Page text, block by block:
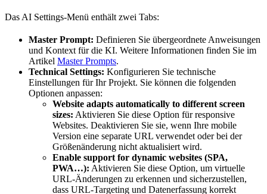
Das AI Settings-Menü enthält zwei Tabs:
Master Prompt: Definieren Sie übergeordnete Anweisungen
und Kontext für die KI. Weitere Informationen finden Sie im
Artikel Master Prompts.
Technical Settings: Konfigurieren Sie technische
Einstellungen für Ihr Projekt. Sie können die folgenden
Optionen anpassen:
Website adapts automatically to different screen
sizes: Aktivieren Sie diese Option für responsive
Websites. Deaktivieren Sie sie, wenn Ihre mobile
Version eine separate URL verwendet oder bei der
Größenänderung nicht aktualisiert wird.
Enable support for dynamic websites (SPA,
PWA…): Aktivieren Sie diese Option, um virtuelle
URL-Änderungen zu erkennen und sicherzustellen,
dass URL-Targeting und Datenerfassung korrekt